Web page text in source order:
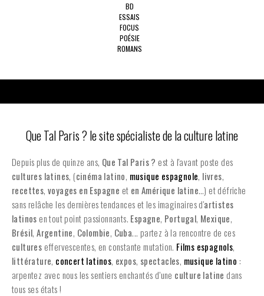
BD
ESSAIS
FOCUS
POÉSIE
ROMANS
Que Tal Paris ? le site spécialiste de la culture latine
Depuis plus de quinze ans, Que Tal Paris ? est à l'avant poste des
cultures latines, (cinéma latino, musique espagnole, livres,
recettes,voyages en Espagne et en Amérique latine…) et défriche
sans relâche les dernières tendances et les imaginaires d'artistes
latinos en tout point passionnants. Espagne, Portugal, Mexique,
Brésil,Argentine, Colombie, Cuba... partez à la rencontre de ces
cultures effervescentes, en constante mutation. Films espagnols,
littérature, concert latinos, expos, spectacles, musique latino :
arpentez avec nous les sentiers enchantés d’une culture latine dans
tous ses états !